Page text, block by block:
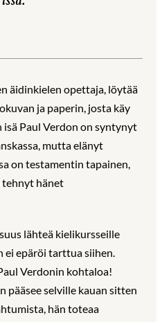
äidinkielen opettaja, löytää
ja paperin, josta käy
Paul Verdon on syntynyt
mutta elänyt
on testamentin tapainen,
tehnyt hänet
lähteä kielikursseille
ei epäröi tarttua siihen.
Verdonin kohtaloa!
pääsee selville kauan sitten
hän toteaa